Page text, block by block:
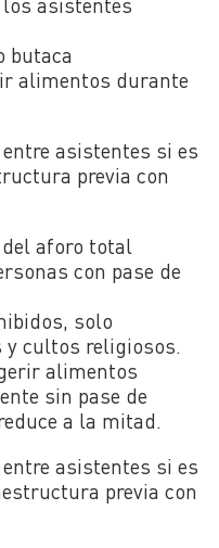
butaca
alimentos durante
asistentes si es
previa con
aforo total
con pase de
solo
y cultos religiosos.
alimentos
sin pase de
a la mitad.
asistentes si es
previa con